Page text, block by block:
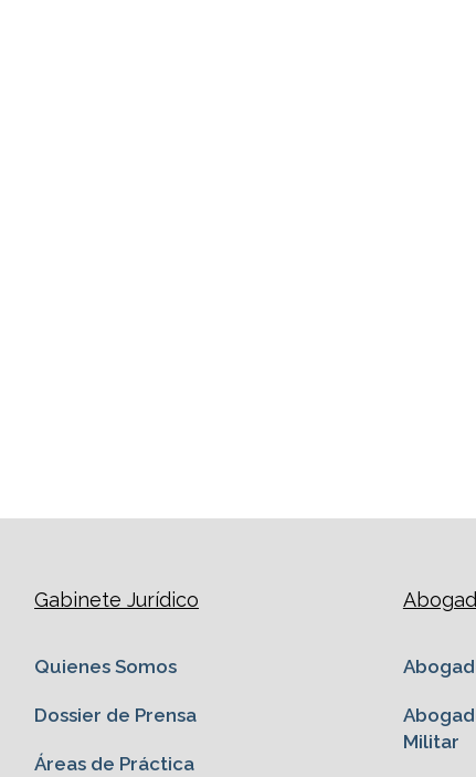
Gabinete Jurídico
Quienes Somos
Dossier de Prensa
Áreas de Práctica
Militar